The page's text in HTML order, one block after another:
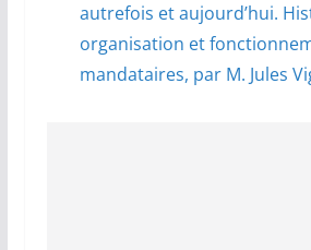
autrefois et aujourd’hui.
organisation et
mandataires, par M. Jules